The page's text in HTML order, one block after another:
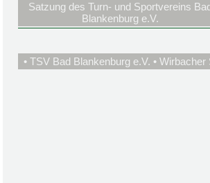
Satzung des Turn- und Sportvereins
Blankenburg e.V.
• TSV Bad Blankenburg e.V. •